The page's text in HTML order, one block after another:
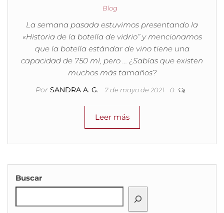
Blog
La semana pasada estuvimos presentando la
«Historia de la botella de vidrio” y mencionamos
que la botella estándar de vino tiene una
capacidad de 750 ml, pero … ¿Sabías que existen
muchos más tamaños?
Por SANDRA A. G. 7 de mayo de 2021 0
Leer más
Buscar